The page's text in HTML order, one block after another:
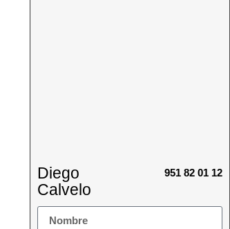
Diego
Calvelo
951 82 01 12